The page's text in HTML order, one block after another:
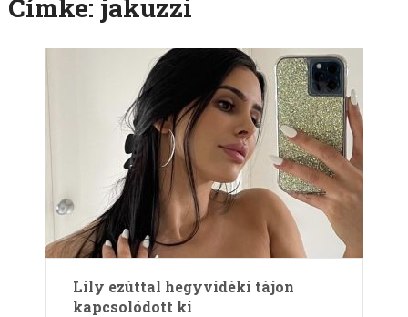
Címke: jakuzzi
Lily ezúttal hegyvidéki tájon
kapcsolódott ki